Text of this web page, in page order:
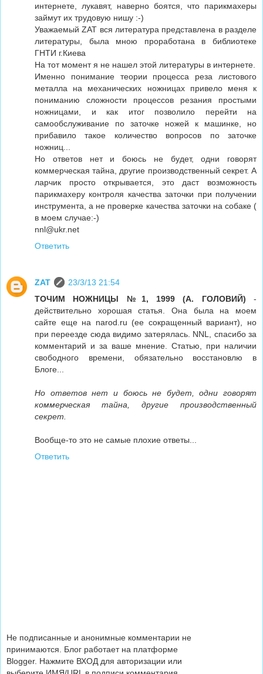
интернете, лукавят, наверно боятся, что парикмахеры
займут их трудовую нишу :-)
Уважаемый ZAT вся литература представлена в разделе
литературы, была мною проработана в библиотеке
ГНТИ г.Киева
На тот момент я не нашел этой литературы в интернете.
Именно понимание теории процесса реза листового
металла на механических ножницах привело меня к
пониманию сложности процессов резания простыми
ножницами, и как итог позволило перейти на
самообслуживание по заточке ножей к машинке, но
прибавило такое количество вопросов по заточке
ножниц...
Но ответов нет и боюсь не будет, одни говорят
коммерческая тайна, другие производственный секрет. А
ларчик просто открывается, это даст возможность
парикмахеру контроля качества заточки при получении
инструмента, а не проверке качества заточки на собаке (
в моем случае:-)
nnl@ukr.net
Ответить
ZAT
23/3/13 21:54
ТОЧИМ НОЖНИЦЫ №1, 1999 (А. ГОЛОВИЙ) -
действительно хорошая статья. Она была на моем
сайте еще на narod.ru (ее сокращенный вариант), но
при переезде сюда видимо затерялась. NNL, спасибо за
комментарий и за ваше мнение. Статью, при наличии
свободного времени, обязательно восстановлю в
Блоге...
Но ответов нет и боюсь не будет, одни говорят
коммерческая тайна, другие производственный
секрет.
Вообще-то это не самые плохие ответы...
Ответить
Не подписанные и анонимные комментарии не
принимаются. Блог работает на платформе
Blogger. Нажмите ВХОД для авторизации или